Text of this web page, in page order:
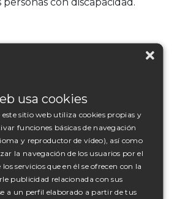
usa cookies
sitio web utiliza cookies propias y
funciones básicas de navegación
y reproductor de vídeo), así como
la navegación de los usuarios por el
servicios que en él se ofrecen con la
publicidad relacionada con sus
a un perfil elaborado a partir de tus